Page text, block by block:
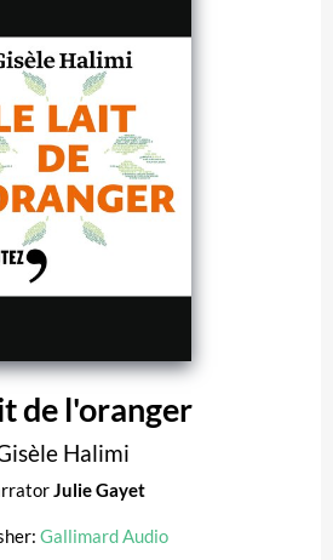
de l'oranger
Halimi
Julie Gayet
Gallimard Audio